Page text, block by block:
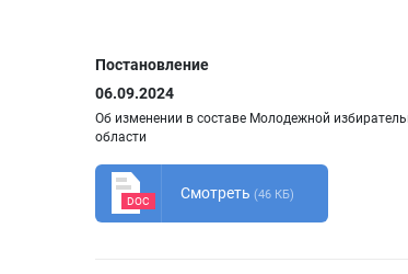
Постановление
06.09.2024
Об изменении в составе Молодежной
области
DOC Смотреть (46 КБ)